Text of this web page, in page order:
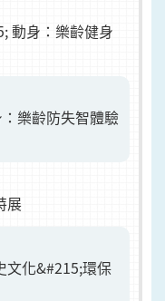
動身：樂齡健身
：樂齡防失智體驗
展
文化&#215;環保